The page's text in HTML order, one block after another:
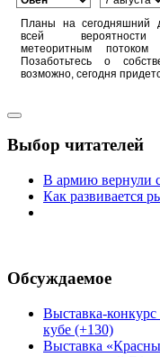
Планы на сегодняшний
всей
метеоритным потоком
Позаботьтесь о
возможно, сегодня
Выбор читателей
В армию вернули
Как развивается
Обсуждаемое
Выставка-
кубе (+130)
Выставка